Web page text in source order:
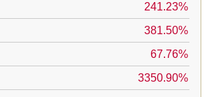
241.23
381.50
67.76
3350.90